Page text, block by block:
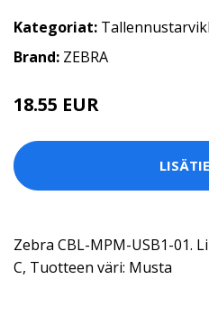
Kategoriat:
Brand: ZEBRA
18.55 EUR
Zebra CBL-MPM-USB1-01.
C, Tuotteen väri: Musta